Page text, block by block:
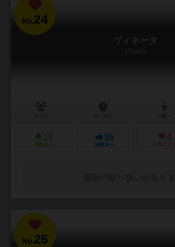
No.24
ヴィネータ
Vineta
12
興味あり
35
経験あり
4
お気に入り
No.25